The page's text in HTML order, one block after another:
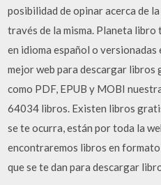
posibilidad de opinar acerca de
través de la misma. Planeta
en idioma español o versionadas
mejor web para descargar
como PDF, EPUB y MOBI
64034 libros. Existen libros
se te ocurra, están por toda la
encontraremos libros en
que se te dan para descargar